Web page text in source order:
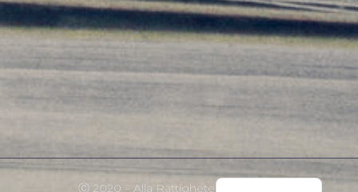
Ⓒ 2020 – Alla Rättigheter Förbehållna
English